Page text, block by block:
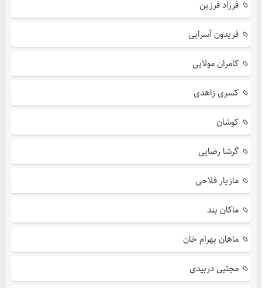
فرزاد فرزین
فریدون آسرایی
کامران مولایی
کسری زاهدی
کوشان
گرشا رضایی
مازیار فلاحی
ماکان بند
ماهان بهرام خان
مجتبی دربیدی